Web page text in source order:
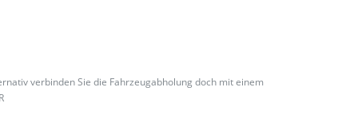
verbinden Sie die Fahrzeugabholung doch mit einem